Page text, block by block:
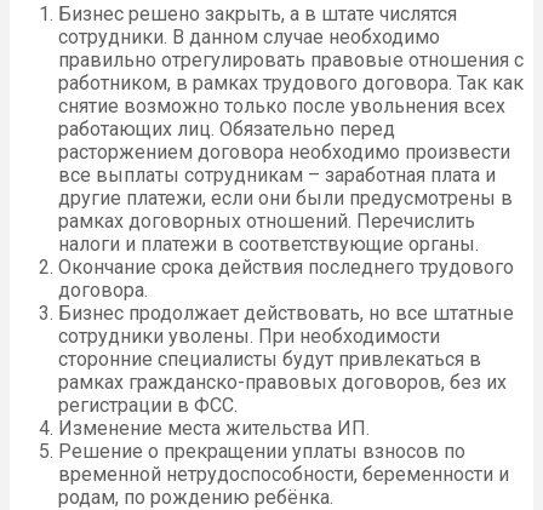
Бизнес решено закрыть, а в штате числятся
сотрудники. В данном случае необходимо
правильно отрегулировать правовые отношения с
работником, в рамках трудового договора. Так как
снятие возможно только после увольнения всех
работающих лиц. Обязательно перед
расторжением договора необходимо произвести
все выплаты сотрудникам – заработная плата и
другие платежи, если они были предусмотрены в
рамках договорных отношений. Перечислить
налоги и платежи в соответствующие органы.
Окончание срока действия последнего трудового
договора.
Бизнес продолжает действовать, но все штатные
сотрудники уволены. При необходимости
сторонние специалисты будут привлекаться в
рамках гражданско-правовых договоров, без их
регистрации в ФСС.
Изменение места жительства ИП.
Решение о прекращении уплаты взносов по
временной нетрудоспособности, беременности и
родам, по рождению ребёнка.